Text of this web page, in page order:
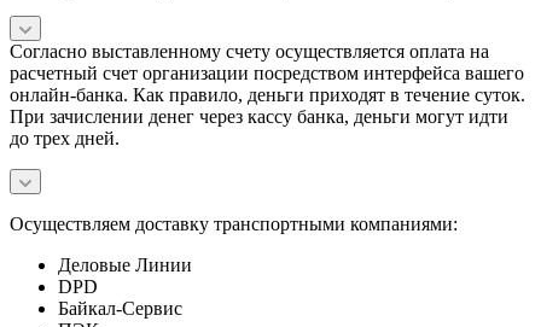
Согласно выставленному счету осуществляется оплата на
расчетный счет организации посредством интерфейса вашего
онлайн-банка. Как правило, деньги приходят в течение суток.
При зачислении денег через кассу банка, деньги могут идти
до трех дней.
Осуществляем доставку транспортными компаниями:
Деловые Линии
DPD
Байкал-Сервис